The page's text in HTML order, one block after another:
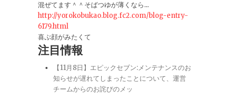
混ぜてます＾＾そばつゆが薄くなら...
http://yorokobukao.blog.fc2.com/blog-entry-
6179.html
喜ぶ顔がみたくて
注目情報
【11月8日】エピックセブン:メンテナンスのお
知らせが遅れてしまったことについて、運営
チームからのお詫びのメッ